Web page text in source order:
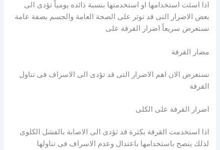
اذا اسئت استخدامها او استخدمتها بنسبة ذائده يومياً تؤدى الى
بعض الاضرار التى قد توثر على الصحة العامة والجسم بصفة عامة
نستعرض سريعاً اضرار القرفة على
مضار القرفة
نستعرض الان اهم الاضرار التى قد تؤدى الى الاسراف فى تناول
القرفة
اضرار القرفة على الكلى
اذا استخدمت القرفة بكثرة قد ثؤدى الى الاصابة بالفشل الكلوى
لذلك ينصح باستخدامها باعتدال وعدم الاسراف فى تناولها